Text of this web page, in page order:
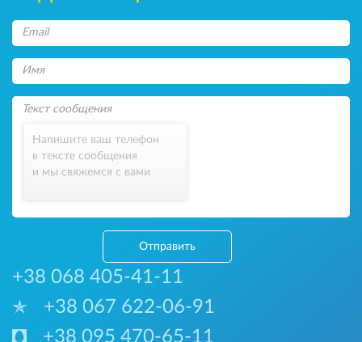
Напишите ваш телефон
в тексте сообщения
и мы свяжемся с вами
Отправить
+38 068 405-41-11
+38 067 622-06-91
+38 095 470-65-11